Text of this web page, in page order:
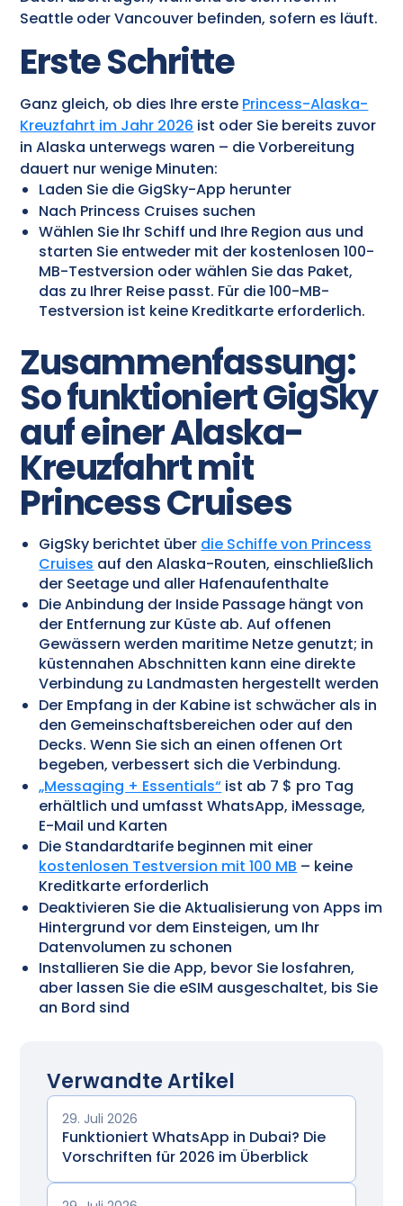
Seattle oder Vancouver befinden, sofern es läuft.
Erste Schritte
Ganz gleich, ob dies Ihre erste Princess-Alaska-
Kreuzfahrt im Jahr 2026 ist oder Sie bereits zuvor
in Alaska unterwegs waren – die Vorbereitung
dauert nur wenige Minuten:
Laden Sie die GigSky-App herunter
Nach Princess Cruises suchen
Wählen Sie Ihr Schiff und Ihre Region aus und
starten Sie entweder mit der kostenlosen 100-
MB-Testversion oder wählen Sie das Paket,
das zu Ihrer Reise passt. Für die 100-MB-
Testversion ist keine Kreditkarte erforderlich.
Zusammenfassung:
So funktioniert GigSky
auf einer Alaska-
Kreuzfahrt mit
Princess Cruises
GigSky berichtet über die Schiffe von Princess
Cruises auf den Alaska-Routen, einschließlich
der Seetage und aller Hafenaufenthalte
Die Anbindung der Inside Passage hängt von
der Entfernung zur Küste ab. Auf offenen
Gewässern werden maritime Netze genutzt; in
küstennahen Abschnitten kann eine direkte
Verbindung zu Landmasten hergestellt werden
Der Empfang in der Kabine ist schwächer als in
den Gemeinschaftsbereichen oder auf den
Decks. Wenn Sie sich an einen offenen Ort
begeben, verbessert sich die Verbindung.
„Messaging + Essentials“ ist ab 7 $ pro Tag
erhältlich und umfasst WhatsApp, iMessage,
E-Mail und Karten
Die Standardtarife beginnen mit einer
kostenlosen Testversion mit 100 MB – keine
Kreditkarte erforderlich
Deaktivieren Sie die Aktualisierung von Apps im
Hintergrund vor dem Einsteigen, um Ihr
Datenvolumen zu schonen
Installieren Sie die App, bevor Sie losfahren,
aber lassen Sie die eSIM ausgeschaltet, bis Sie
an Bord sind
Verwandte Artikel
29. Juli 2026
Funktioniert WhatsApp in Dubai? Die
Vorschriften für 2026 im Überblick